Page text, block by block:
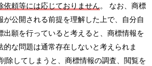
依頼等には応じておりません。 なお、商標
が公開される前提を理解した上で、自分自
出願を行っていると考えると、商標情報を
的な問題は通常存在しないと考えられま
除してしまうと、商標情報の調査、閲覧を